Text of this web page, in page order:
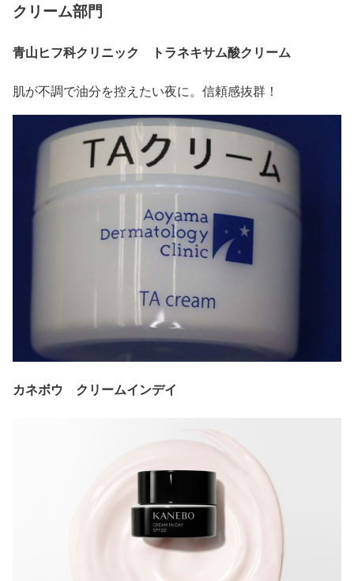
クリーム部門
青山ヒフ科クリニック トラネキサム酸クリーム
肌が不調で油分を控えたい夜に。信頼感抜群！
カネボウ クリームインデイ